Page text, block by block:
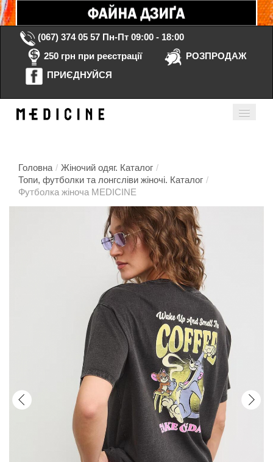
(067) 374 05 57 Пн-Пт 09:00 - 18:00
250 грн при реєстрації
РОЗПРОДАЖ
ПРИЄДНУЙСЯ
Головна / Жіночий одяг. Каталог /
Топи, футболки та лонгсліви жіночі. Каталог /
Футболка жіноча MEDICINE